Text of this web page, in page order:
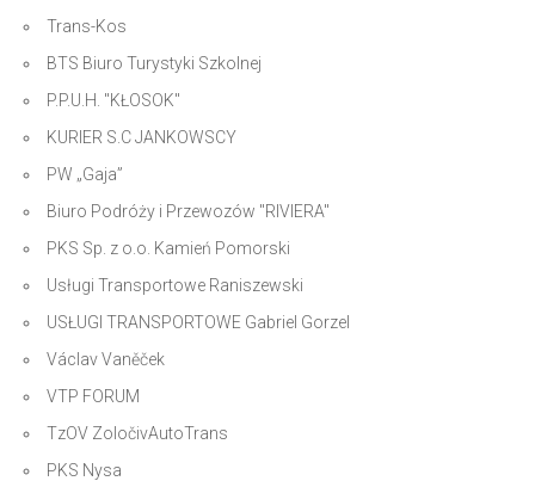
Trans-Kos
BTS Biuro Turystyki Szkolnej
P.P.U.H. "KŁOSOK"
KURIER S.C JANKOWSCY
PW „Gaja”
Biuro Podróży i Przewozów "RIVIERA"
PKS Sp. z o.o. Kamień Pomorski
Usługi Transportowe Raniszewski
USŁUGI TRANSPORTOWE Gabriel Gorzel
Václav Vaněček
VTP FORUM
TzOV ZoločivAutoTrans
PKS Nysa